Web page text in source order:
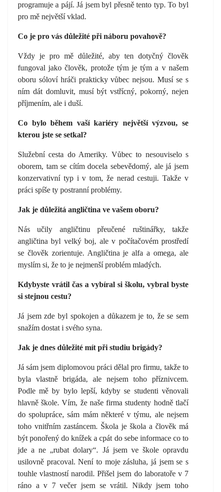
programuje a pájí. Já jsem byl přesně tento typ. To byl
pro mě největší vklad.
Co je pro vás důležité při náboru povahově?
Vždy je pro mě důležité, aby ten dotyčný člověk
fungoval jako člověk, protože tým je tým a v našem
oboru sóloví hráči prakticky vůbec nejsou. Musí se s
ním dát domluvit, musí být vstřícný, pokorný, nejen
příjmením, ale i duší.
Co bylo během vaší kariéry největší výzvou, se
kterou jste se setkal?
Služební cesta do Ameriky. Vůbec to nesouviselo s
oborem, tam se cítím docela sebevědomý, ale já jsem
konzervativní typ i v tom, že nerad cestuji. Takže v
práci spíše ty postranní problémy.
Jak je důležitá angličtina ve vašem oboru?
Nás učily angličtinu přeučené ruštinářky, takže
angličtina byl velký boj, ale v počítačovém prostředí
se člověk zorientuje. Angličtina je alfa a omega, ale
myslím si, že to je nejmenší problém mladých.
Kdybyste vrátil čas a vybíral si školu, vybral byste
si stejnou cestu?
Já jsem zde byl spokojen a důkazem je to, že se sem
snažím dostat i svého syna.
Jak je dnes důležité mít při studiu brigády?
Já sám jsem diplomovou práci dělal pro firmu, takže to
byla vlastně brigáda, ale nejsem toho příznivcem.
Podle mě by bylo lepší, kdyby se studenti věnovali
hlavně škole. Vím, že naše firma studenty hodně tlačí
do spolupráce, sám mám některé v týmu, ale nejsem
toho vnitřním zastáncem. Škola je škola a člověk má
být ponořený do knížek a cpát do sebe informace co to
jde a ne „rubat dolary“. Já jsem ve škole opravdu
usilovně pracoval. Není to moje zásluha, já jsem se s
touhle vlastností narodil. Přišel jsem do laboratoře v 7
ráno a v 7 večer jsem se vrátil. Nikdy jsem toho